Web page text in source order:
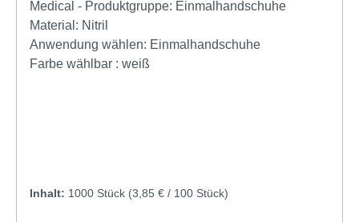
hergestellt nach EN 455 Länge: 300 mmfür
Lebensmittelkontakt beidseitig tragbar medizinische
Untersuchungshandschuhe mikrogeraute
Fingerspitzen AQL 1,5
Medical - Produktgruppe: Einmalhandschuhe
Material: Nitril
Anwendung wählen: Einmalhandschuhe
Farbe wählbar : weiß
Inhalt: 1000 Stück (3,85 € / 100 Stück)